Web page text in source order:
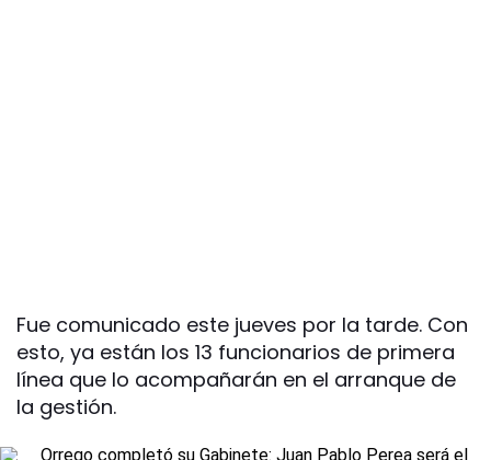
Fue comunicado este jueves por la tarde. Con
esto, ya están los 13 funcionarios de primera
línea que lo acompañarán en el arranque de
la gestión.